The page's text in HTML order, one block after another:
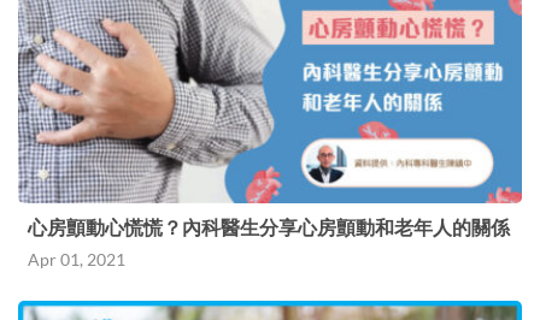
心房顫動心慌慌？內科醫生分享心房顫動和老年人的關係
Apr 01, 2021